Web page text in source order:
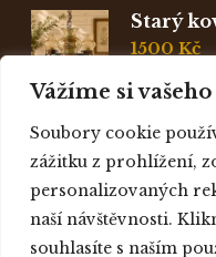
Vážíme si
Soubory cookie
zážitku z prohlížení,
personalizovaných
naší návštěvnosti.
souhlasíte s naším
Starý
1500Kč
© 2021 -